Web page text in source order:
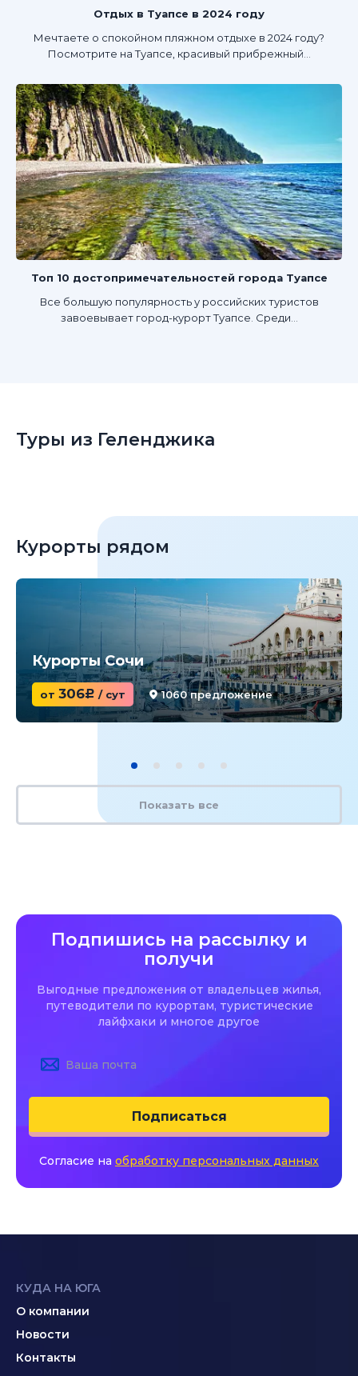
Отдых в Туапсе в 2024 году
Мечтаете о спокойном пляжном отдыхе в 2024 году?
Посмотрите на Туапсе, красивый прибрежный...
Топ 10 достопримечательностей города Туапсе
Все большую популярность у российских туристов
завоевывает город-курорт Туапсе. Среди...
Туры из Геленджика
Курорты рядом
Курорты Сочи
от 306c / сут 1060 предложение
Показать все
Подпишись на рассылку и
получи
Выгодные предложения от владельцев жилья,
путеводители по курортам, туристические
лайфхаки и многое другое
Подписаться
Согласие на обработку персональных данных
КУДА НА ЮГА
О компании
Новости
Контакты